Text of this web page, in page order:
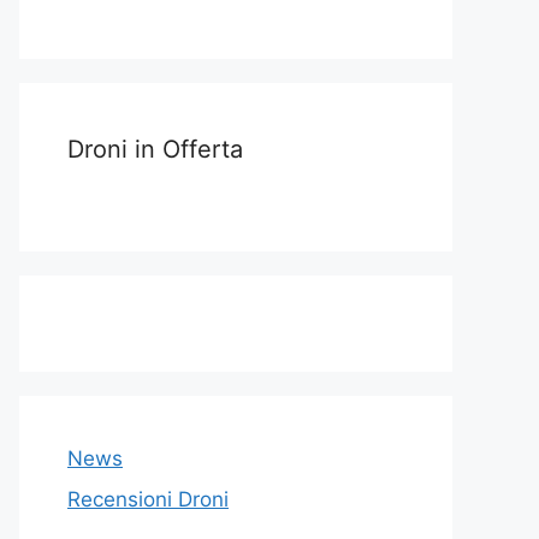
Droni in Offerta
News
Recensioni Droni